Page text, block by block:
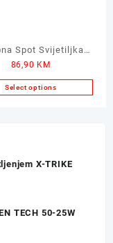
Spot Svijetiljka
LUMERA 3x60W
86,90 KM
Select options
X-TRIKE
TECH 50-25W